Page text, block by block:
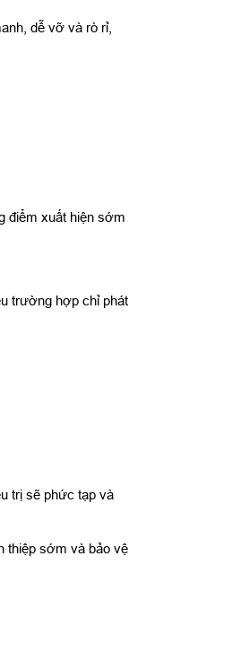
dễ vỡ và rò rỉ,
điểm xuất hiện sớm
trường hợp chỉ phát
trị sẽ phức tạp và
thiệp sớm và bảo vệ